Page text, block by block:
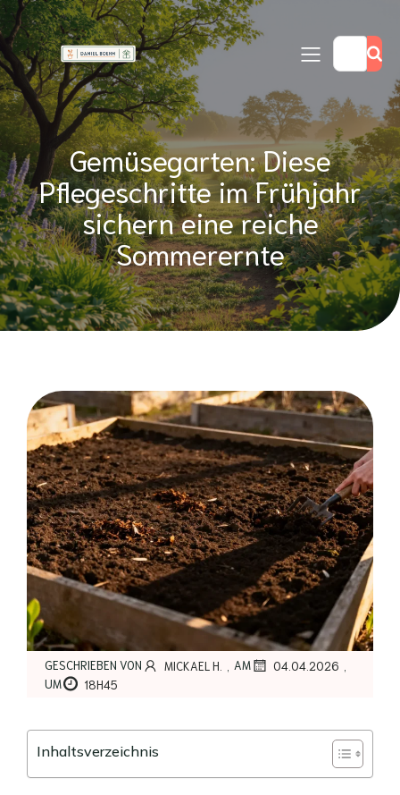
Gemüsegarten: Diese
Pflegeschritte im Frühjahr
sichern eine reiche
Sommerernte
GESCHRIEBEN VON MICKAEL H. , AM 04.04.2026 ,
UM 18H45
Inhaltsverzeichnis